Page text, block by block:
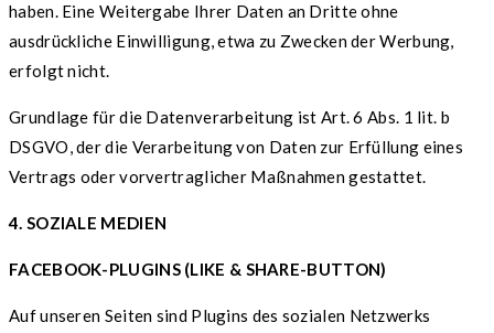
haben. Eine Weitergabe Ihrer Daten an Dritte ohne
ausdrückliche Einwilligung, etwa zu Zwecken der Werbung,
erfolgt nicht.
Grundlage für die Datenverarbeitung ist Art. 6 Abs. 1 lit. b
DSGVO, der die Verarbeitung von Daten zur Erfüllung eines
Vertrags oder vorvertraglicher Maßnahmen gestattet.
4. SOZIALE MEDIEN
FACEBOOK-PLUGINS (LIKE & SHARE-BUTTON)
Auf unseren Seiten sind Plugins des sozialen Netzwerks